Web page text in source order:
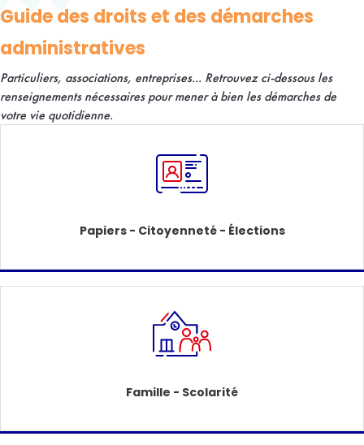
Guide des droits et des démarches
administratives
Particuliers, associations, entreprises... Retrouvez ci-dessous les
renseignements nécessaires pour mener à bien les démarches de
votre vie quotidienne.
Papiers - Citoyenneté - Élections
Famille - Scolarité